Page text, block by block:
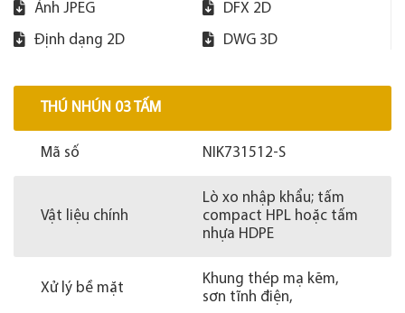
Ảnh JPEG DFX 2D
Định dạng 2D DWG 3D
THÚ NHÚN 03 TẤM
Mã số NIK731512-S
Vật liệu chính
Lò xo nhập khẩu; tấm
compact HPL hoặc tấm
nhựa HDPE
Xử lý bề mặt
Khung thép mạ kẽm,
sơn tĩnh điện,